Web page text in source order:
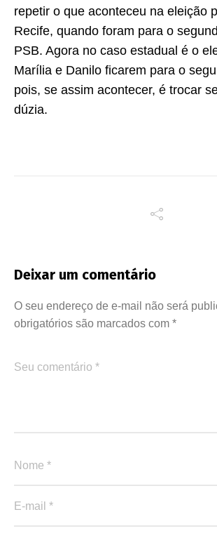
repetir o que aconteceu na eleição
Recife, quando foram para o
PSB. Agora no caso estadual é o
Marília e Danilo ficarem para o
pois, se assim acontecer, é trocar
dúzia.
Deixar um comentário
O seu endereço de e-mail não será
obrigatórios são marcados com *